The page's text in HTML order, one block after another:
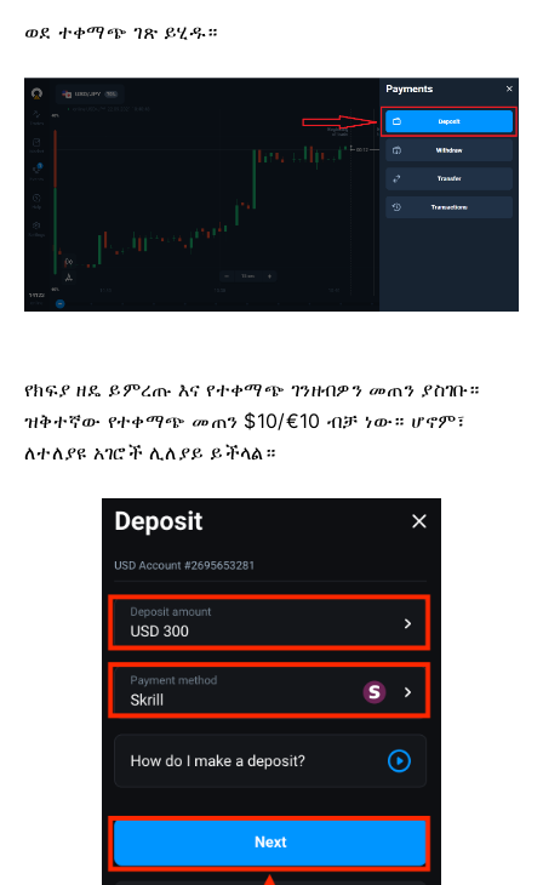
ወደ ተቀማጭ ገጽ ይሂዱ።
የክፍያ ዘዴ ይምረጡ እና የተቀማጭ ገንዘብዎን መጠን ያስገቡ።
ዝቅተኛው የተቀማጭ መጠን $10/€10 ብቻ ነው። ሆኖም፣
ለተለያዩ አገሮች ሊለያይ ይችላል።